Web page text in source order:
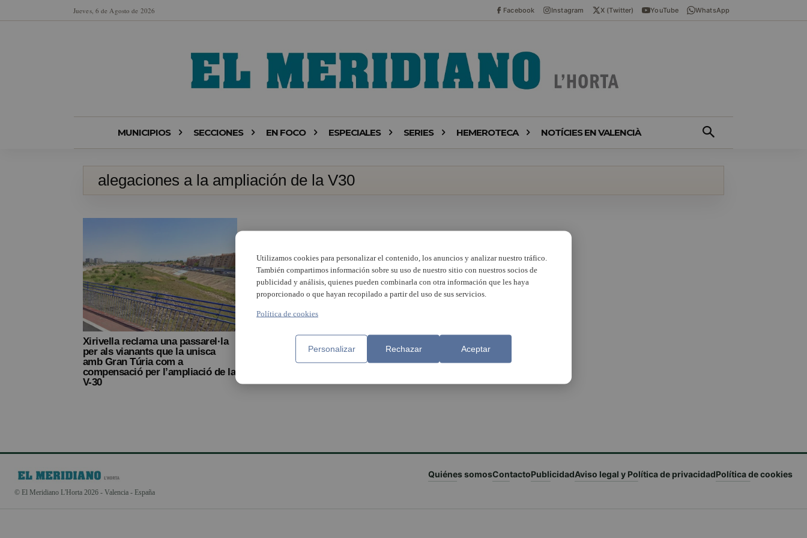
Jueves, 6 de Agosto de 2026 Facebook Instagram X (Twitter) YouTube WhatsApp
MUNICIPIOS SECCIONES EN FOCO ESPECIALES SERIES HEMEROTECA NOTÍCIES EN VALENCIÀ
alegaciones a la ampliación de la V30
Xirivella reclama una passarel·la
per als vianants que la unisca
amb Gran Túria com a
compensació per l’ampliació de la
V-30
© El Meridiano L'Horta 2026 - Valencia - España
Quiénes somosContactoPublicidadAviso legal y Política de privacidadPolítica de cookies
Utilizamos cookies para personalizar el contenido, los anuncios y analizar nuestro tráfico.
También compartimos información sobre su uso de nuestro sitio con nuestros socios de
publicidad y análisis, quienes pueden combinarla con otra información que les haya
proporcionado o que hayan recopilado a partir del uso de sus servicios.
Política de cookies
Personalizar Rechazar Aceptar